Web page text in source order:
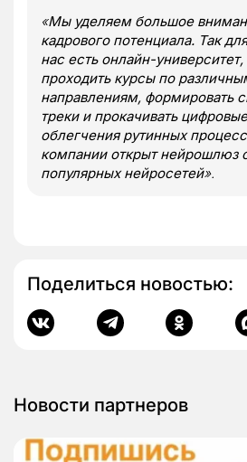
«Мы уделяем большое
кадрового потенциала. Так
нас есть онлайн-
проходить курсы по
направлениям, формировать
треки и прокачивать
облегчения рутинных
компании открыт нейрошлюз
популярных нейросетей».
Поделиться новостью:
Новости партнеров